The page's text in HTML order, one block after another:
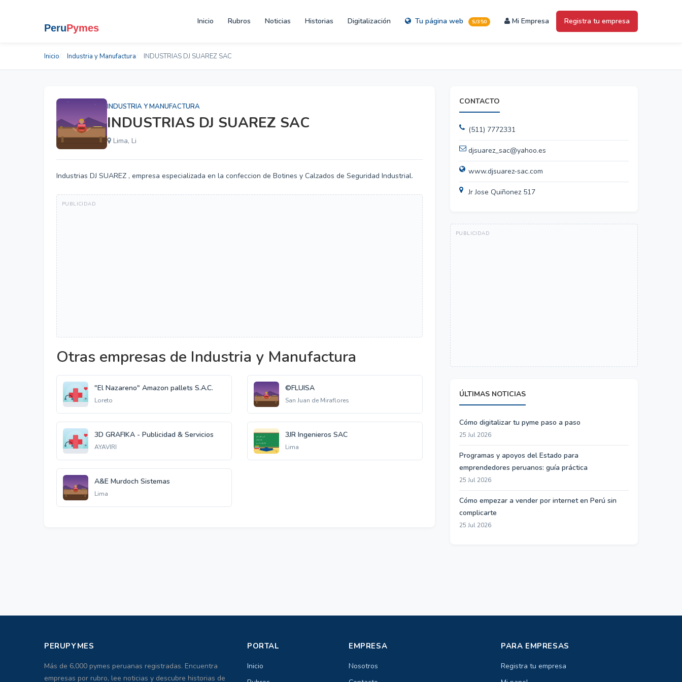
Inicio Rubros Noticias Historias Digitalización Tu página web S/350 Mi Empresa Registra tu empresa
Inicio Industria y Manufactura INDUSTRIAS DJ SUAREZ SAC
INDUSTRIA Y MANUFACTURA
INDUSTRIAS DJ SUAREZ SAC
Lima, Li
Industrias DJ SUAREZ , empresa especializada en la confeccion de Botines y Calzados de Seguridad Industrial.
Otras empresas de Industria y Manufactura
"El Nazareno" Amazon pallets S.A.C.
Loreto
©FLUISA
San Juan de Miraflores
3D GRAFIKA - Publicidad & Servicios
AYAVIRI
3JR Ingenieros SAC
Lima
A&E Murdoch Sistemas
Lima
CONTACTO
(511) 7772331
djsuarez_sac@yahoo.es
www.djsuarez-sac.com
Jr Jose Quiñonez 517
ÚLTIMAS NOTICIAS
Cómo digitalizar tu pyme paso a paso
25 Jul 2026
Programas y apoyos del Estado para
emprendedores peruanos: guía práctica
25 Jul 2026
Cómo empezar a vender por internet en Perú sin
complicarte
25 Jul 2026
PERUPYMES
Más de 6,000 pymes peruanas registradas. Encuentra
empresas por rubro, lee noticias y descubre historias de
PORTAL
Inicio
EMPRESA
Nosotros
PARA EMPRESAS
Registra tu empresa